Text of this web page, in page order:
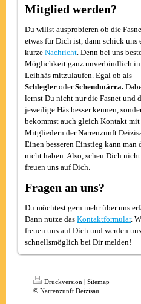
Mitglied werden?
Du willst ausprobieren ob die
etwas für Dich ist, dann schick uns
kurze Nachricht . Denn bei uns
Möglichkeit ganz unverbindlich in
Leihhäs mitzulaufen. Egal ob als
Schlegler oderSchendmärra.
lernst Du nicht nur die Fasnet und
jeweilige Häs besser kennen,
bekommst auch gleich Kontakt mit
Mitgliedern der Narrenzunft
Einen besseren Einstieg kann man
nicht haben. Also, scheu Dich
freuen uns auf Dich.
Fragen an uns?
Du möchtest gern mehr über uns
Dann nutze das Kontaktformular.
freuen uns auf Dich und werden uns
schnellsmöglich bei Dir melden!
Druckversion | Sitemap
© Narrenzunft Deizisau